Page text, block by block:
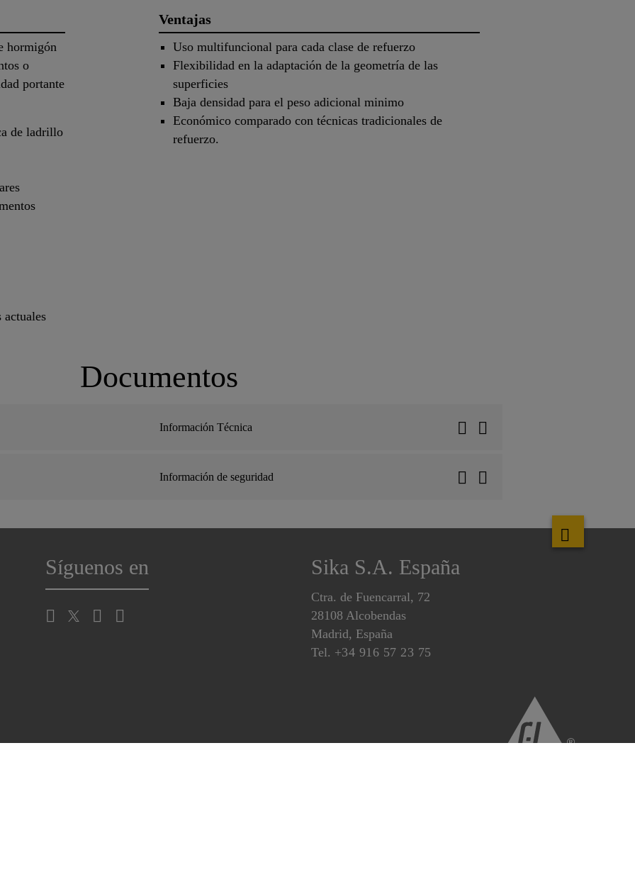
hormigón
o
portante
de ladrillo
Ventajas
Uso multifuncional para cada clase de refuerzo
Flexibilidad en la adaptación de la geometría de las
superficies
Baja densidad para el peso adicional minimo
Económico comparado con técnicas tradicionales de
refuerzo.
Documentos
Información Técnica
Información de seguridad
Síguenos en Sika S.A. España
Ctra. de Fuencarral, 72
28108 Alcobendas
Madrid, España
Tel. +34 916 57 23 75